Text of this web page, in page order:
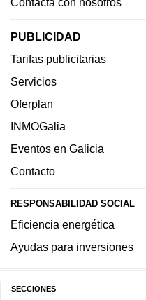
PUBLICIDAD
Tarifas publicitarias
Servicios
Oferplan
INMOGalia
Eventos en Galicia
Contacto
RESPONSABILIDAD SOCIAL
Eficiencia energética
Ayudas para inversiones
SECCIONES